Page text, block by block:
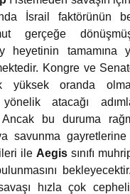
İsrail faktörünün
gerçeğe
heyetinin tamamına
Kongre ve
yüksek oranda
atacağı
Ancak bu duruma
savunma gayretlerine
ile Aegissınıfı
hızla çok